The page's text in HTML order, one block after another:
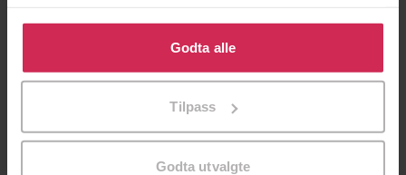
Klikk på «Godta alle» for å gi oss ditt samtykke til å
bruke cookies for alle disse formålene. Du kan også
tilpasse ditt samtykke til spesifikke formål ved å klikke
Godta alle
Tilpass
Godta utvalgte
399,-
Jørn Lier Horst
169,-
Jo Nesbø